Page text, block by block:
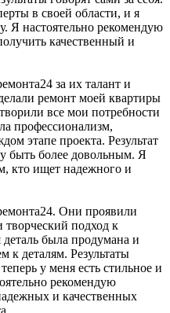
в своей области, и я
Я настоятельно рекомендую
качественный и
за их талант и
ремонт моей квартиры
все мои потребности
профессионализм,
этапе проекта. Результат
быть более довольным. Я
кто ищет надежного и
Они проявили
подход к
была продумана и
деталям. Результаты
у меня есть стильное и
рекомендую
и качественных